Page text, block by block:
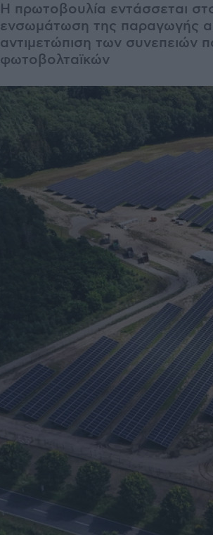
Η πρωτοβουλία εντάσσεται
ενσωμάτωση της παραγωγής
αντιμετώπιση των συνεπειών
φωτοβολταϊκών